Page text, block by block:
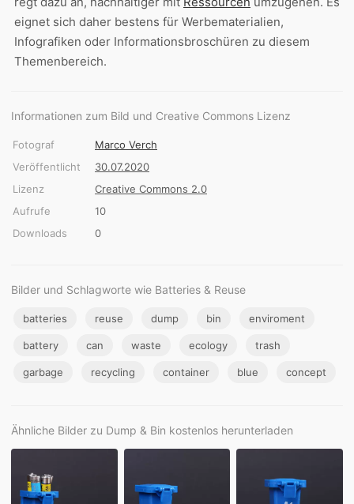
eignet sich daher bestens für Werbematerialien,
Infografiken oder Informationsbroschüren zu diesem
Themenbereich.
Informationen zum Bild und Creative Commons Lizenz
Fotograf
Marco Verch
Veröffentlicht
30.07.2020
Lizenz
Creative Commons 2.0
Aufrufe
10
Downloads
0
Bilder und Schlagworte wie Batteries & Reuse
batteries reuse dump bin enviroment
battery can waste ecology trash
garbage recycling container blue concept
Ähnliche Bilder zu Dump & Bin kostenlos herunterladen